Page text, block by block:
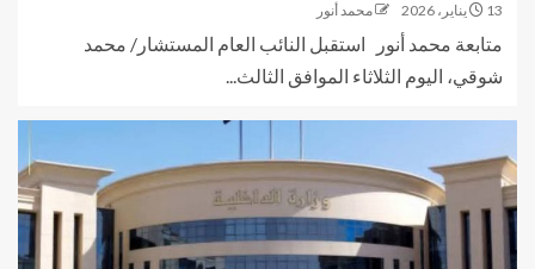
13 يناير، 2026 محمد أنور
متابعة محمد أنور استقبل النائب العام المستشار/ محمد
شوقي، اليوم الثلاثاء الموافق الثالث...